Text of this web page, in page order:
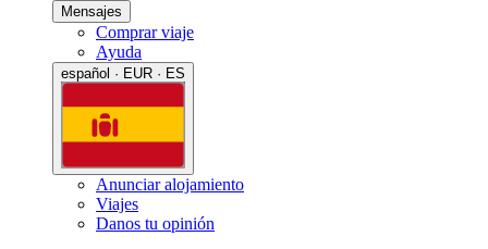
Mensajes
Comprar viaje
Ayuda
español · EUR · ES
Anunciar alojamiento
Viajes
Danos tu opinión